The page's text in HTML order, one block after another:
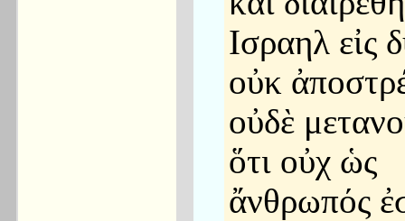
Ισραηλ εἰς
οὐκ
οὐδὲ
ὅτι οὐχ ὡς
ἄνθρωπός